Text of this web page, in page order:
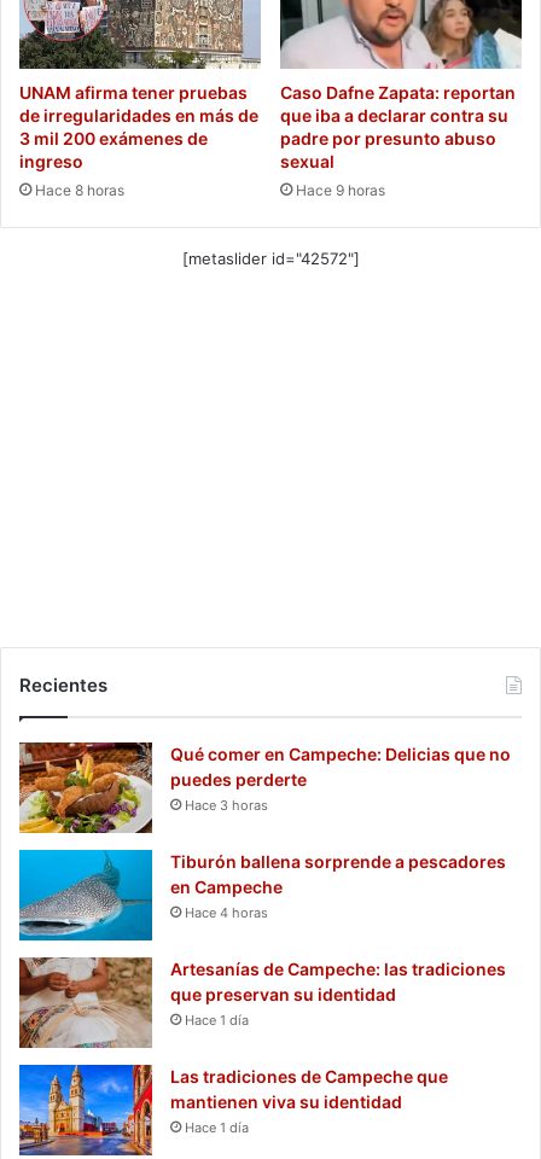
UNAM afirma tener pruebas
de irregularidades en más de
3 mil 200 exámenes de
ingreso
Hace 8 horas
Caso Dafne Zapata: reportan
que iba a declarar contra su
padre por presunto abuso
sexual
Hace 9 horas
[metaslider id="42572"]
Recientes
Qué comer en Campeche: Delicias que no
puedes perderte
Hace 3 horas
Tiburón ballena sorprende a pescadores
en Campeche
Hace 4 horas
Artesanías de Campeche: las tradiciones
que preservan su identidad
Hace 1 día
Las tradiciones de Campeche que
mantienen viva su identidad
Hace 1 día